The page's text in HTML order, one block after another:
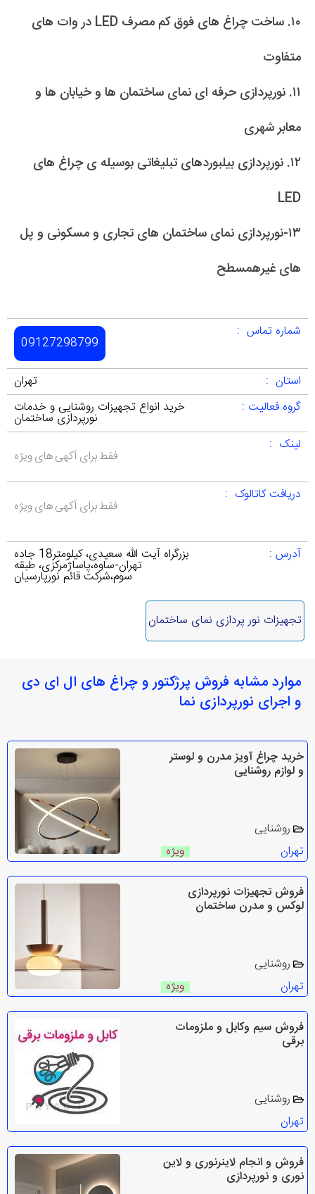
۱۰. ساخت چراغ های فوق کم مصرف LED در وات های
متفاوت
۱۱. نورپردازی حرفه ای نمای ساختمان ها و خیابان ها و
معابر شهری
۱۲. نورپردازی بیلبوردهای تبلیغاتی بوسیله ی چراغ های
LED
۱۳-نورپردازی نمای ساختمان های تجاری و مسکونی و پل
های غیرهمسطح
شماره تماس :
09127298799
استان :
تهران
گروه فعالیت :
خرید انواع تجهیزات روشنایی و خدمات
نورپردازی ساختمان
لینک :
فقط برای آکهی های ویژه
دریافت کاتالوک :
فقط برای آکهی های ویژه
آدرس : بزرگراه آیت الله سعیدی، کیلومتر18 جاده
تهران-ساوه،پاساژمرکزی، طبقه
سوم،شرکت قائم نورپارسیان
تجهیزات نور پردازی نمای ساختمان
موارد مشابه فروش پرژکتور و چراغ های ال ای دی
و اجرای نورپردازی نما
خرید چراغ آویز مدرن و لوستر
و لوازم روشنایی
روشنایی
تهران
ویژه
فروش تجهیزات نورپردازی
لوکس و مدرن ساختمان
روشنایی
تهران
ویژه
فروش سیم وکابل و ملزومات
برقی
روشنایی
تهران
فروش و انجام لاینرنوری و لاین
نوری و نورپردازی